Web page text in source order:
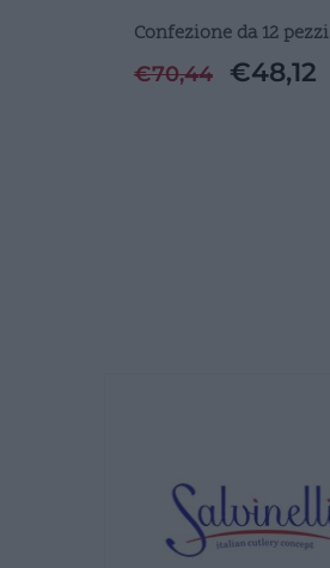
Confezione da 12 pezzi
€70,44 €48,12